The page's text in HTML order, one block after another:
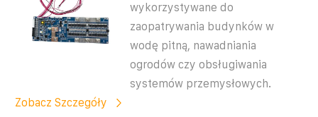
wykorzystywane do
zaopatrywania budynków w
wodę pitną, nawadniania
ogrodów czy obsługiwania
systemów przemysłowych.
Zobacz Szczegóły